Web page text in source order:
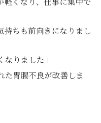
持ちも前向きになりまし
なりました」
た胃腸不良が改善しま